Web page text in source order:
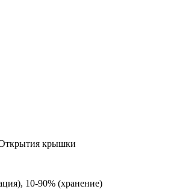
крышки
10-90% (хранение)